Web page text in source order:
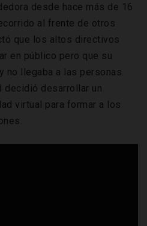
desde hace más de 16
al frente de otros
que los altos directivos
en público pero que su
no llegaba a las personas.
decidió desarrollar un
virtual para formar a los